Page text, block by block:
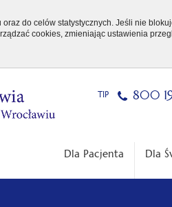
do celów statystycznych. Jeśli nie
cookies, zmieniając ustawienia
TIP 800
Dla Pacjenta Dla